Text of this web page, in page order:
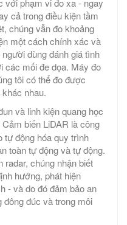
cả trong điều kiện tầm
chúng vẫn đo khoảng
một cách chính xác và
dùng đánh giá tình
các mối đe dọa. Máy đo
tôi có thể đo được
nhau.
và linh kiện quang học
Cảm biến LiDAR là công
tự động hóa quy trình
toàn tự động và tự động.
chúng nhận biết
hướng, phát hiện
- và do đó đảm bảo an
đông đúc và trong môi